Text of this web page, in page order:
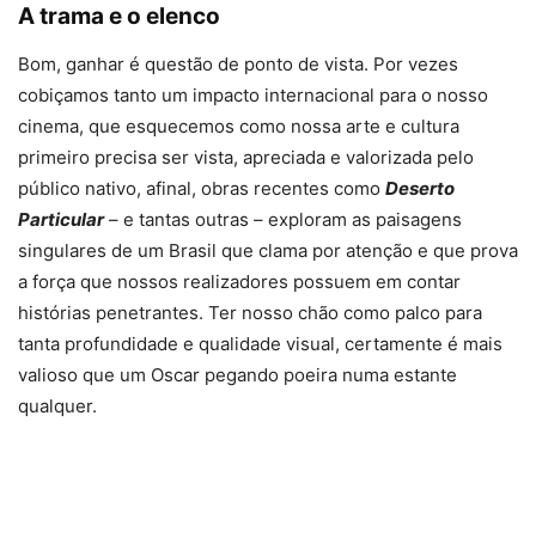
A trama e o elenco
Bom, ganhar é questão de ponto de vista. Por vezes
cobiçamos tanto um impacto internacional para o nosso
cinema, que esquecemos como nossa arte e cultura
primeiro precisa ser vista, apreciada e valorizada pelo
público nativo, afinal, obras recentes como Deserto
Particular– e tantas outras – exploram as paisagens
singulares de um Brasil que clama por atenção e que prova
a força que nossos realizadores possuem em contar
histórias penetrantes. Ter nosso chão como palco para
tanta profundidade e qualidade visual, certamente é mais
valioso que um Oscar pegando poeira numa estante
qualquer.